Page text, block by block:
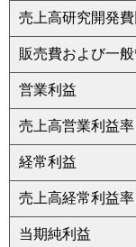
売上高研究開発
販売費および一
営業利益
売上高営業利益率
経常利益
売上高経常利益率
当期純利益